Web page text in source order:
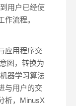
用户已经使
流程。
应用程序交
图，转换为
器学习算法
与用户的交
析，MinusX